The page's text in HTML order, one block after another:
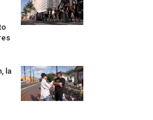
la